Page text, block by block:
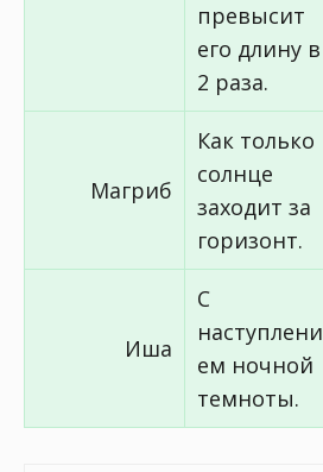
превысит
его длину в
2 раза.
Магриб
Как только
солнце
заходит за
горизонт.
Иша
С
наступлени
ем ночной
темноты.